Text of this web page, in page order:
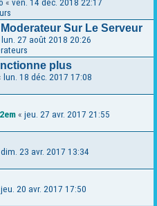
« ven. 14 déc. 2018 22:17
Sur Le Serveur
lun. 27 août 2018 20:26
plus
lun. 18 déc. 2017 17:08
« jeu. 27 avr. 2017 21:55
dim. 23 avr. 2017 13:34
jeu. 20 avr. 2017 17:50